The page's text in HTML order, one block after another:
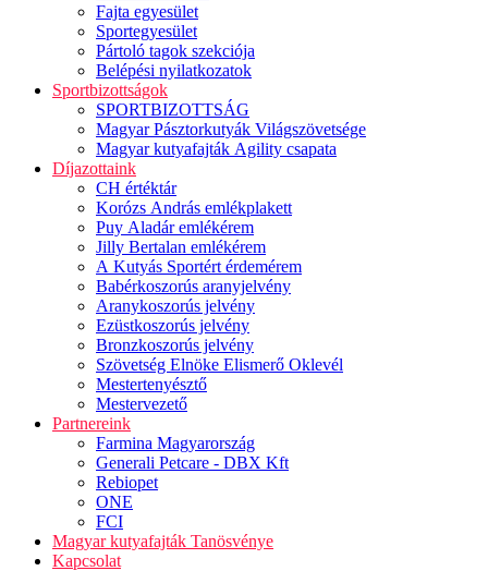
Fajta egyesület
Sportegyesület
Pártoló tagok szekciója
Belépési nyilatkozatok
Sportbizottságok
SPORTBIZOTTSÁG
Magyar Pásztorkutyák Világszövetsége
Magyar kutyafajták Agility csapata
Díjazottaink
CH értéktár
Korózs András emlékplakett
Puy Aladár emlékérem
Jilly Bertalan emlékérem
A Kutyás Sportért érdemérem
Babérkoszorús aranyjelvény
Aranykoszorús jelvény
Ezüstkoszorús jelvény
Bronzkoszorús jelvény
Szövetség Elnöke Elismerő Oklevél
Mestertenyésztő
Mestervezető
Partnereink
Farmina Magyarország
Generali Petcare - DBX Kft
Rebiopet
ONE
FCI
Magyar kutyafajták Tanösvénye
Kapcsolat